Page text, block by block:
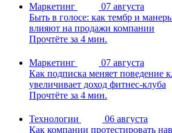
Маркетинг
07 августа
Быть в голосе: как тембр и
влияют на продажи компании
Прочтёте за 4 мин.
Маркетинг
07 августа
Как подписка меняет поведение
увеличивает доход фитнес-клуба
Прочтёте за 4 мин.
Технологии
06 августа
Как компании протестировать